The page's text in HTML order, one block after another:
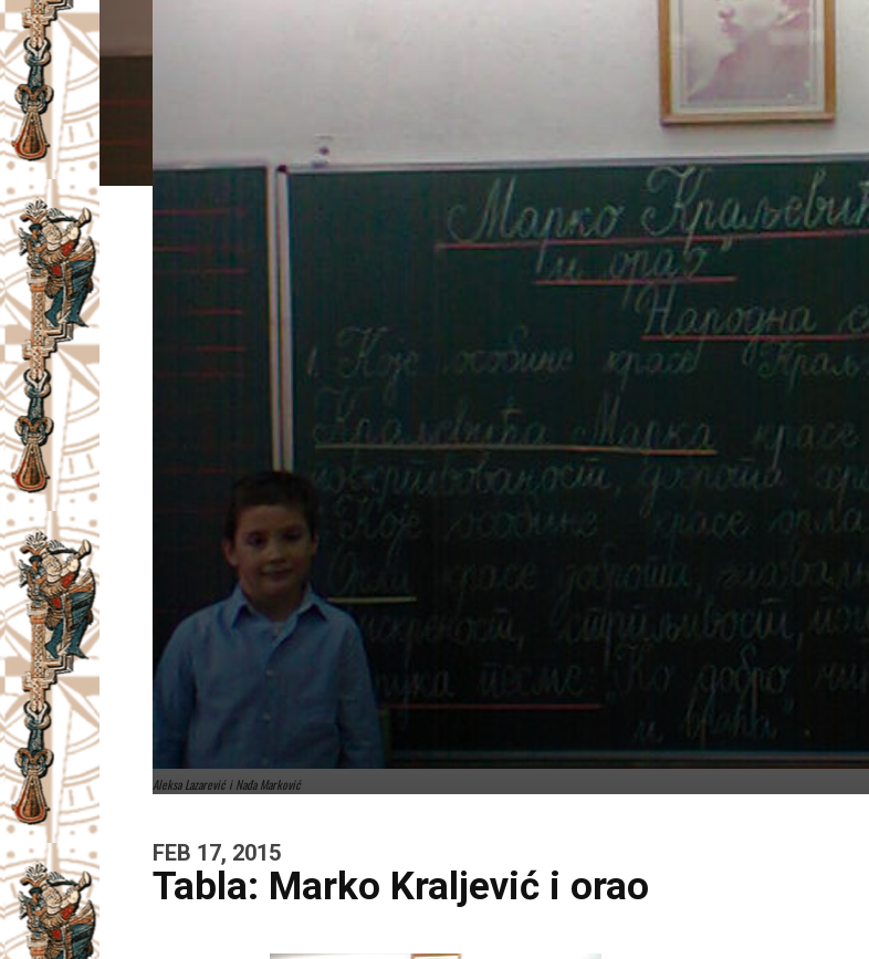
Aleksa Lazarević i Nađa Marković
FEB 17, 2015
Tabla: Marko Kraljević i orao